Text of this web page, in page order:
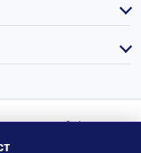
търговско
без ДДС, а ДДС се